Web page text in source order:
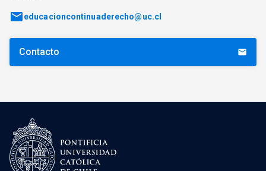
emaileducacioncontinuaderecho@uc.cl
Contacto email